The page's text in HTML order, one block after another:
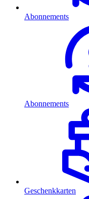
Abonnements
Abonnements
Geschenkkarten